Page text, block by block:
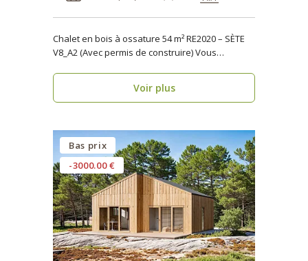
Chalet en bois à ossature 54 m² RE2020 – SÈTE
V8_A2 (Avec permis de construire) Vous
Voir plus
Bas prix
-3000.00 €